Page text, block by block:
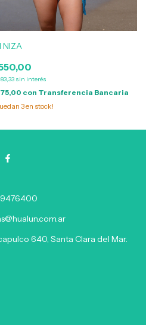
NIZA
sin interés
con Transferencia Bancaria
3en stock!
640, Santa Clara del Mar.